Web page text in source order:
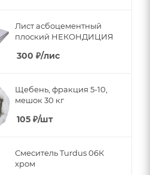
Лист асбоцементный
плоский НЕКОНДИЦИЯ
300 ₽/лис
Щебень, фракция 5-10,
мешок 30 кг
105 ₽/шт
Смеситель Turdus 06К
хром